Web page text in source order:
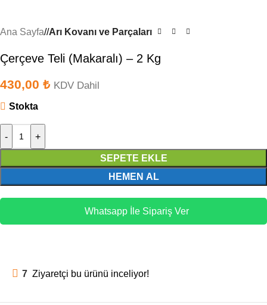
Ana Sayfa/ Arı Kovanı ve Parçaları
Çerçeve Teli (Makaralı) – 2 Kg
430,00 ₺ KDV Dahil
Stokta
- +
SEPETE EKLE
HEMEN AL
Whatsapp İle Sipariş Ver
7 Ziyaretçi bu ürünü inceliyor!